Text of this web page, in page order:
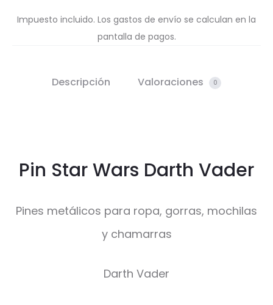
Impuesto incluido. Los gastos de envío se calculan en la
pantalla de pagos.
Descripción Valoraciones 0
Pin Star Wars Darth Vader
Pines metálicos para ropa, gorras, mochilas
y chamarras
Darth Vader